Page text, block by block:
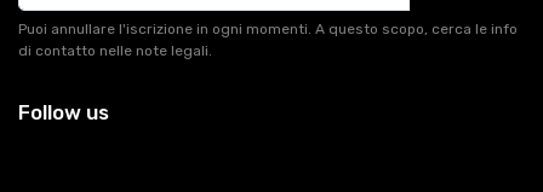
Puoi annullare l'iscrizione in ogni momenti. A questo scopo, cerca le info
di contatto nelle note legali.
Follow us